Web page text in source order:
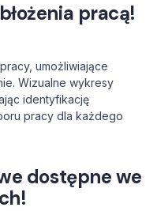
pracą!
umożliwiające
Wizualne wykresy
identyfikację
pracy dla każdego
dostępne we